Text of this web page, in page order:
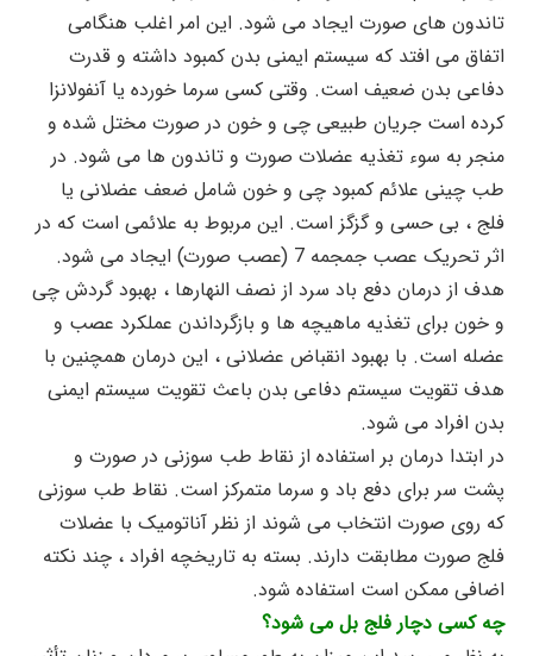
تاندون های صورت ایجاد می شود. این امر اغلب هنگامی
اتفاق می افتد که سیستم ایمنی بدن کمبود داشته و قدرت
دفاعی بدن ضعیف است. وقتی کسی سرما خورده یا آنفولانزا
کرده است جریان طبیعی چی و خون در صورت مختل شده و
منجر به سوء تغذیه عضلات صورت و تاندون ها می شود. در
طب چینی علائم کمبود چی و خون شامل ضعف عضلانی یا
فلج ، بی حسی و گزگز است. این مربوط به علائمی است که در
اثر تحریک عصب جمجمه 7 (عصب صورت) ایجاد می شود.
هدف از درمان دفع باد سرد از نصف النهارها ، بهبود گردش چی
و خون برای تغذیه ماهیچه ها و بازگرداندن عملکرد عصب و
عضله است. با بهبود انقباض عضلانی ، این درمان همچنین با
هدف تقویت سیستم دفاعی بدن باعث تقویت سیستم ایمنی
بدن افراد می شود.
در ابتدا درمان بر استفاده از نقاط طب سوزنی در صورت و
پشت سر برای دفع باد و سرما متمرکز است. نقاط طب سوزنی
که روی صورت انتخاب می شوند از نظر آناتومیک با عضلات
فلج صورت مطابقت دارند. بسته به تاریخچه افراد ، چند نکته
اضافی ممکن است استفاده شود.
چه کسی دچار فلج بل می شود؟